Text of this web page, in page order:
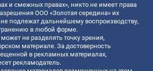
и смежных правах», никто не имеет права
ООО «Золотая середина» их
подлежат дальнейшему воспроизводству,
в любой форме.
не разделять точку зрения,
материале. За достоверность
в рекламных материалах,
рекламодатель.